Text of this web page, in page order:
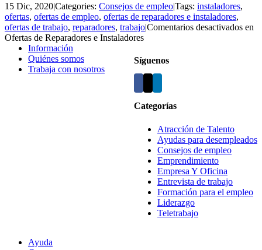
15 Dic, 2020|Categories: Consejos de empleo|Tags: instaladores,
ofertas, ofertas de empleo, ofertas de reparadores e instaladores,
ofertas de trabajo, reparadores, trabajo|Comentarios desactivados en
Ofertas de Reparadores e Instaladores
Síguenos
Categorías
Atracción de Talento
Ayudas para desempleados
Consejos de empleo
Emprendimiento
Empresa Y Oficina
Entrevista de trabajo
Formación para el empleo
Liderazgo
Teletrabajo
Información
Quiénes somos
Trabaja con nosotros
Ayuda